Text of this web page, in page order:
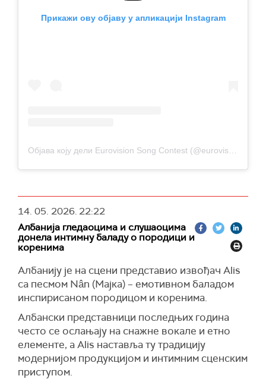
Прикажи ову објаву у апликацији Instagram
14. 05. 2026.22:22
Албанија гледаоцима и слушаоцима
донела интимну баладу о породици и
коренима
Албанију је на сцени представио извођач Alis
са песмом Nân (Мајка) – емотивном баладом
инспирисаном породицом и коренима.
Албански представници последњих година
често се ослањају на снажне вокале и етно
елементе, а Alis наставља ту традицију
модернијом продукцијом и интимним сценским
приступом.